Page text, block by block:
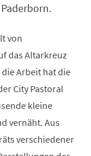
von
das Altarkreuz
Arbeit hat die
City Pastoral
kleine
vernäht. Aus
verschiedener